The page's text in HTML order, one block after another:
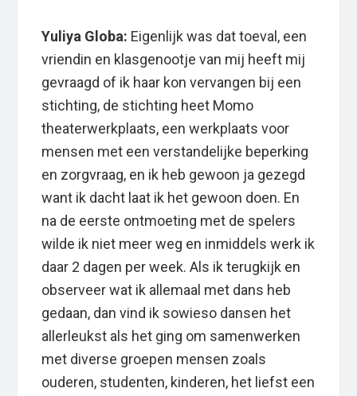
Yuliya Globa: Eigenlijk was dat toeval, een
vriendin en klasgenootje van mij heeft mij
gevraagd of ik haar kon vervangen bij een
stichting, de stichting heet Momo
theaterwerkplaats, een werkplaats voor
mensen met een verstandelijke beperking
en zorgvraag, en ik heb gewoon ja gezegd
want ik dacht laat ik het gewoon doen. En
na de eerste ontmoeting met de spelers
wilde ik niet meer weg en inmiddels werk ik
daar 2 dagen per week. Als ik terugkijk en
observeer wat ik allemaal met dans heb
gedaan, dan vind ik sowieso dansen het
allerleukst als het ging om samenwerken
met diverse groepen mensen zoals
ouderen, studenten, kinderen, het liefst een